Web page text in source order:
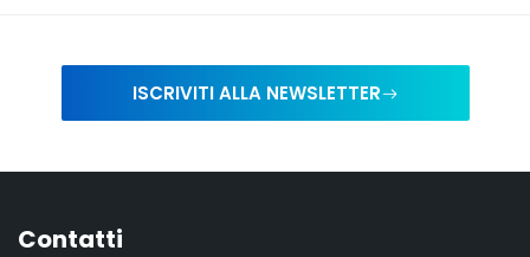
ISCRIVITI ALLA NEWSLETTER
Contatti